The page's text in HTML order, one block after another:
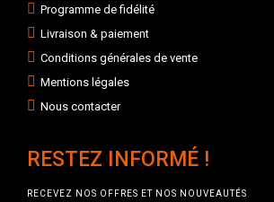
Programme de fidélité
Livraison & paiement
Conditions générales de vente
Mentions légales
Nous contacter
RESTEZ INFORMÉ !
RECEVEZ NOS OFFRES ET NOS NOUVEAUTÉS